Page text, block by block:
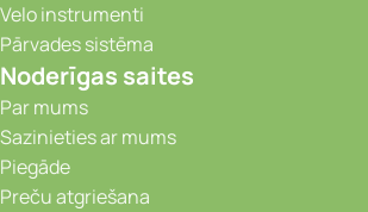
Velo instrumenti
Pārvades sistēma
Noderīgas saites
Par mums
Sazinieties ar mums
Piegāde
Preču atgriešana